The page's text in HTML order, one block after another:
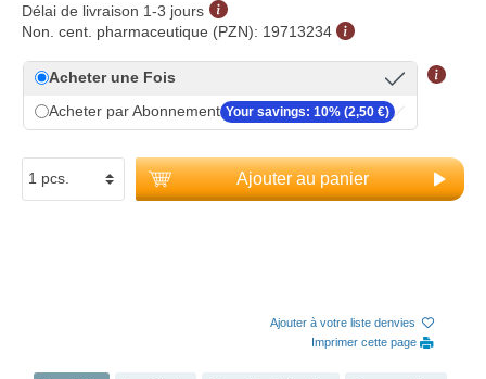
Délai de livraison 1-3 jours
Non. cent. pharmaceutique (PZN): 19713234
Acheter une Fois
Acheter par Abonnement Your savings: 10% (2,50 €)
Ajouter au panier
Ajouter à votre liste denvies
Imprimer cette page